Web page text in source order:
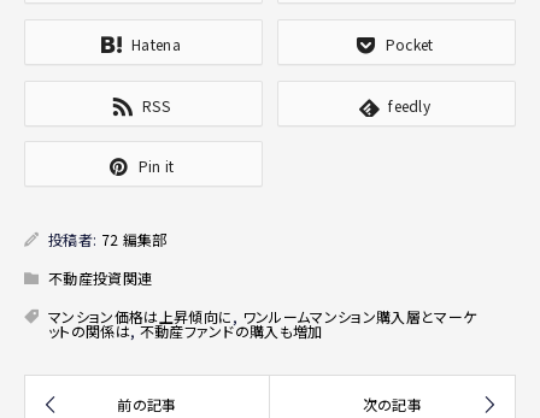
Hatena Pocket
RSS feedly
Pin it
投稿者: 72 編集部
不動産投資関連
マンション価格は上昇傾向に, ワンルームマンション購入層とマーケ
ットの関係は,不動産ファンドの購入も増加